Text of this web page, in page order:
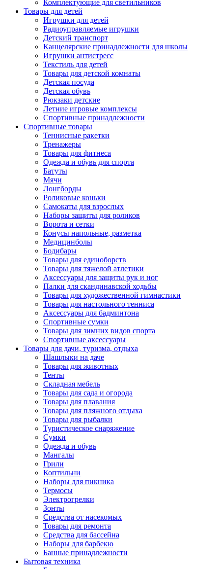
Комплектующие для светильников
Товары для детей
Игрушки для детей
Радиоуправляемые игрушки
Детский транспорт
Канцелярские принадлежности для школы
Игрушки антистресс
Текстиль для детей
Товары для детской комнаты
Детская посуда
Детская обувь
Рюкзаки детские
Летние игровые комплексы
Спортивные принадлежности
Спортивные товары
Теннисные ракетки
Тренажеры
Товары для фитнеса
Одежда и обувь для спорта
Батуты
Мячи
Лонгборды
Роликовые коньки
Самокаты для взрослых
Наборы защиты для роликов
Ворота и сетки
Конусы напольные, разметка
Медицинболы
Бодибары
Товары для единоборств
Товары для тяжелой атлетики
Аксессуары для защиты рук и ног
Палки для скандинавской ходьбы
Товары для художественной гимнастики
Товары для настольного тенниса
Аксессуары для бадминтона
Спортивные сумки
Товары для зимних видов спорта
Спортивные аксессуары
Товары для дачи, туризма, отдыха
Шашлыки на даче
Товары для животных
Тенты
Складная мебель
Товары для сада и огорода
Товары для плавания
Товары для пляжного отдыха
Товары для рыбалки
Туристическое снаряжение
Сумки
Одежда и обувь
Мангалы
Грили
Коптильни
Наборы для пикника
Термосы
Электрогрелки
Зонты
Средства от насекомых
Товары для ремонта
Средства для бассейна
Наборы для барбекю
Банные принадлежности
Бытовая техника